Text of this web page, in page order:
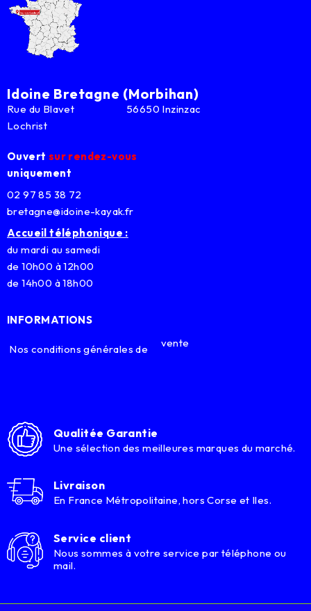
Idoine Bretagne (Morbihan)
Rue du Blavet 56650 Inzinzac
Lochrist
Ouvert sur rendez-vous
uniquement
02 97 85 38 72
bretagne@idoine-kayak.fr
Accueil téléphonique :
du mardi au samedi
de 10h00 à 12h00
de 14h00 à 18h00
INFORMATIONS
Nos conditions générales de vente
Qualitée Garantie
Une sélection des meilleures marques du marché.
Livraison
En France Métropolitaine, hors Corse et Iles.
Service client
Nous sommes à votre service par téléphone ou
mail.